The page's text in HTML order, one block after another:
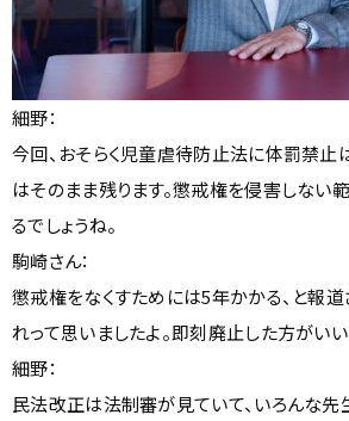
細野：
今回、おそらく児童虐待防止法に体罰禁止
はそのまま残ります。懲戒権を侵害しない
るでしょうね。
駒崎さん：
懲戒権をなくすためには5年かかる、と報道
れって思いましたよ。即刻廃止した方がいい
細野：
民法改正は法制審が見ていて、いろんな